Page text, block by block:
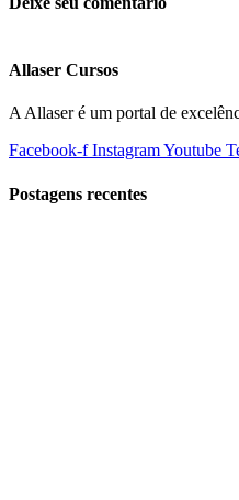
Allaser Cursos
A Allaser é um portal de
Facebook-f InstagramYoutube
Postagens recentes